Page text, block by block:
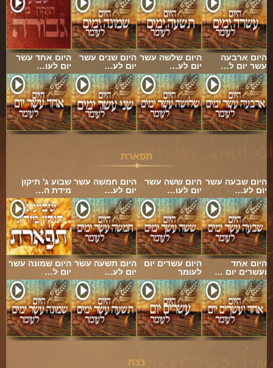
היום אחד עשר
יום לעו…
היום שנים עשר
יום לע…
היום שלשה עשר
יום לע…
היום ארבעה
עשר יום ל…
תפארת
שבוע ג' תיקון
מידת ה…
היום חמשה עשר
יום לע…
היום ששה עשר
יום לעו…
היום שבעה עשר
יום לע…
היום שמונה עשר
יום ל…
היום תשעה עשר
יום לע…
היום עשרים יום
לעומר
היום אחד
ועשרים יום …
נצח